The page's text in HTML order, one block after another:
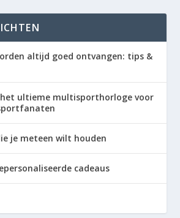
altijd goed ontvangen: tips &
het ultieme multisporthorloge voor
je meteen wilt houden
cadeaus